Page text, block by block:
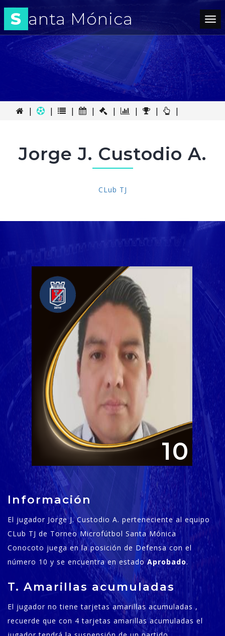
S anta Mónica
| | | | | | | |
Jorge J. Custodio A.
CLub TJ
10
Información
El jugador Jorge J. Custodio A. perteneciente al equipo
CLub TJ de Torneo Microfútbol Santa Mónica
Conocoto juega en la posición de Defensa con el
número 10 y se encuentra en estadoAprobado.
T. Amarillas acumuladas
El jugador no tiene tarjetas amarillas acumuladas ,
recuerde que con 4 tarjetas amarillas acumuladas el